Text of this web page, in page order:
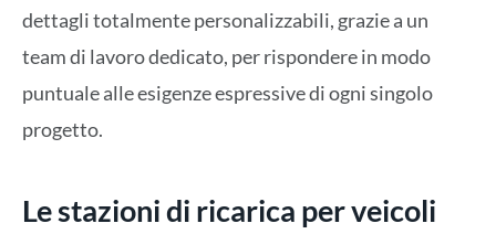
dettagli totalmente personalizzabili, grazie a un
team di lavoro dedicato, per rispondere in modo
puntuale alle esigenze espressive di ogni singolo
progetto.
Le stazioni di ricarica per veicoli